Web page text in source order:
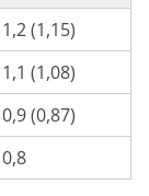
1,2 (1,15)
1,1 (1,08)
0,9 (0,87)
0,8